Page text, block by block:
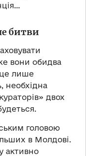
битви
вони обидва
це лише
необхідна
двох
головою
в Молдові.
активно